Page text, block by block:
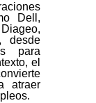
Dell,
desde
para
el
atraer